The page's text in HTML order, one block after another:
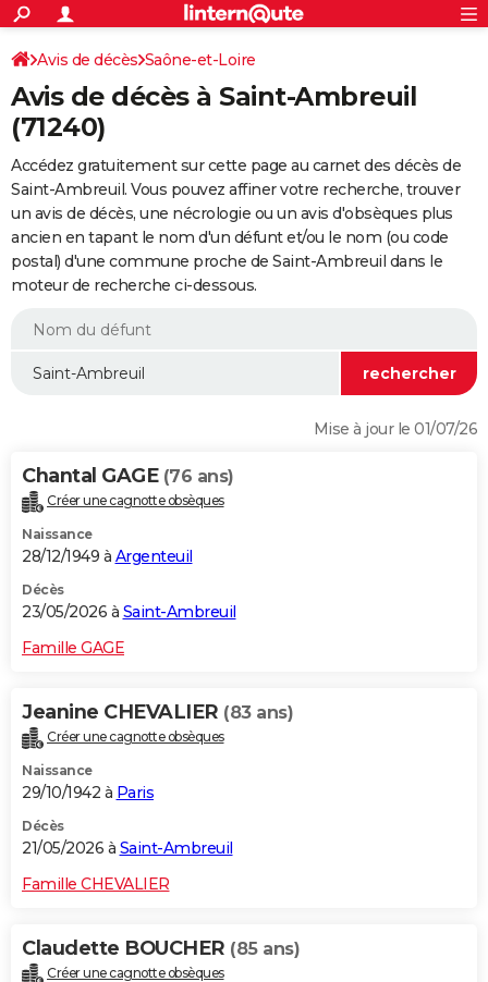
ACTUALITÉS
Politique
Société
Faits Divers
Education
Monde
Villes
+
SPORT
Coupe du monde 2026
Football
Tennis
Cyclisme
Rugby
Forum
FINANCE
Retraite
Impôts
Epargne
Immobilier
Risques naturels par ville
Banque
Assurance
Crédit
Essais
Réserver un essai
Citadines
Berlines
SUV
Forum auto
+
HIGH-TECH
Mobiles
Meilleur smartphone
Internet
Ordinateurs
Jeux vidéo
Guide high-tech
+BRICOLAGE
Forum
Aménagement intérieur
Extérieur
Cuisine
Salle de bains
Jardinage
Rangement
WEEK-END
Guides de France
Escapades
Patrimoine
Expositions
Musées
Week-end nature
LIFESTYLE
Alimentation
Guide de la santé
Maladies
Médicaments
Sommeil
VOYAGE
Destinations
City break
Voyage nature
Voyage de noces
Forum
Climat
+PHOTO
GUIDES D'ACHAT
BONS PLANS
CARTE DE VOEUX
Dictionnaire
Biographies
Citations
Expressions
Proverbes
PROGRAMME TV
COPAINS D'AVANT
S'inscrire
Se connecter
Lycées
Collèges
Primaires
Universités
Entreprises
Service militaire
Avis de recherche
AVIS DE DÉCÈS
S'inscrire
Connexion
Avis de décès Saône-et-Loire
Avis de décès à Saint-Ambreuil
(71240)
Accédez gratuitement sur cette page au carnet des décès de
Saint-Ambreuil. Vous pouvez affiner votre recherche, trouver
un avis de décès, une nécrologie ou un avis d'obsèques plus
ancien en tapant le nom d'un défunt et/ou le nom (ou code
postal) d'une commune proche de Saint-Ambreuil dans le
moteur de recherche ci-dessous.
Mise à jour le 01/07/26
Chantal GAGE (76 ans)
Créer une cagnotte obsèques
Naissance
28/12/1949 à Argenteuil
Décès
23/05/2026 à Saint-Ambreuil
Famille GAGE
Jeanine CHEVALIER (83 ans)
Créer une cagnotte obsèques
Naissance
29/10/1942 à Paris
Décès
21/05/2026 à Saint-Ambreuil
Famille CHEVALIER
Claudette BOUCHER (85 ans)
Créer une cagnotte obsèques